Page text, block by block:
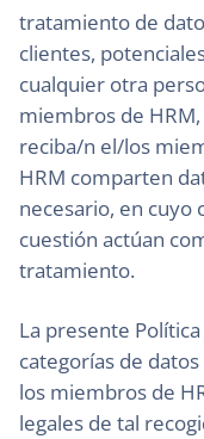
tratamiento de
clientes,
cualquier otra
miembros de
reciba/n el/los
HRM comparten
necesario, en cuyo
cuestión actúan
tratamiento.
La presente
categorías de
los miembros de
legales de tal